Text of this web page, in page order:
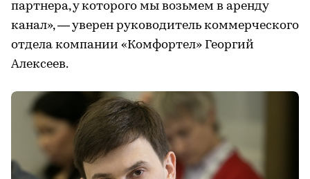
партнера, у которого мы возьмем в аренду
канал», — уверен руководитель коммерческого
отдела компании «Комфортел» Георгий
Алексеев.